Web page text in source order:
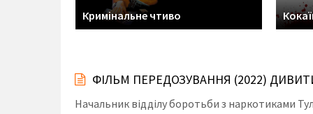
Кримінальне чтиво
ФІЛЬМ ПЕРЕДОЗУВАННЯ (2022)
Начальник відділу боротьби з наркотиками